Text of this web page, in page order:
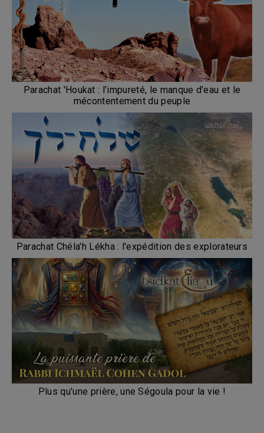
Parachat 'Houkat : l'impureté, le manque d'eau et le
mécontentement du peuple
Parachat Chéla'h Lékha : l'expédition des explorateurs
Plus qu'une prière, une Ségoula pour la vie !